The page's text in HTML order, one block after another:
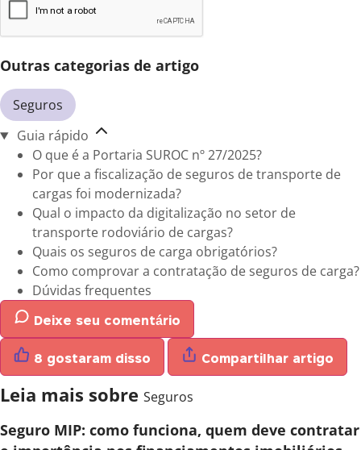
Outras categorias de artigo
Seguros
Guia rápido
O que é a Portaria SUROC nº 27/2025?
Por que a fiscalização de seguros de transporte de
cargas foi modernizada?
Qual o impacto da digitalização no setor de
transporte rodoviário de cargas?
Quais os seguros de carga obrigatórios?
Como comprovar a contratação de seguros de carga?
Dúvidas frequentes
Deixe seu comentário
8 gostaram disso
Compartilhar artigo
Leia mais sobre Seguros
Seguro MIP: como funciona, quem deve contratar